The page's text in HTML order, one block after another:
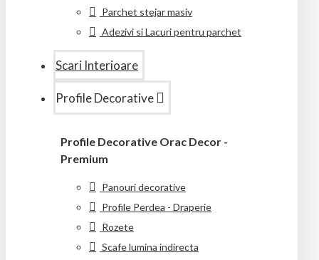
Parchet stejar masiv
Adezivi si Lacuri pentru parchet
Scari Interioare
Profile Decorative
Profile Decorative Orac Decor -
Premium
Panouri decorative
Profile Perdea - Draperie
Rozete
Scafe lumina indirecta